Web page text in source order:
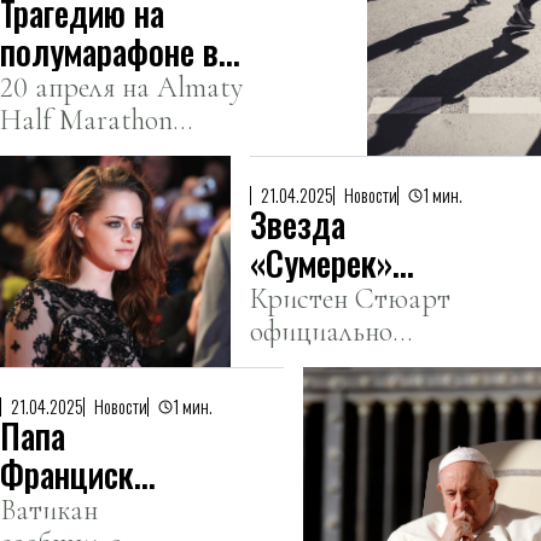
сына в
интернат
Трагедию на
полумарафоне в
Алматы
прокомментировали
в Минспорте
20 апреля на Almaty
Half Marathon
скончались два
участника.
21.04.2025 Новости 1 мин.
Звезда
«Сумерек»
связала себя
узами брака
Кристен Стюарт
официально
зарегистрировала
свои отношения с
Дилан Майер.
21.04.2025 Новости 1 мин.
Папа
Франциск
скончался в
Ватикан